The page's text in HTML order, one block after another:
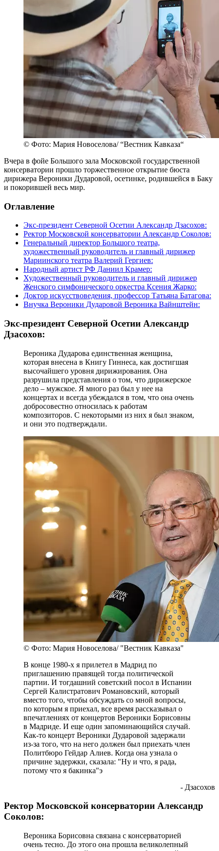
© Фото: Мария Новоселова/ “Вестник Кавказа“
Вчера в фойе Большого зала Московской государственной
консерватории прошло торжественное открытие бюста
дирижера Вероники Дударовой, осетинке, родившейся в Баку
и покорившей весь мир.
Оглавление
Экс-президент Северной Осетии Александр Дзасохов:
Ректор Московской консерватории Александр Соколов:
Генеральный директор Большого театра,
художественный руководитель и главный дирижер
Мариинского театра Валерий Гергиев:
Народный артист РФ Даниил Крамер:
Художественный руководитель и главный дирижер
Женского симфонического оркестра Ксения Жарко:
Доктор искусствоведения, профессор Татьяна Батагова:
Внучка Вероники Дударовой Вероника Вайнштейн:
Экс-президент Северной Осетии Александр
Дзасохов:
Вероника Дударова единственная женщина,
которая внесена в Книгу Гиннеса, как достигшая
высочайшего уровня дирижирования. Она
разрушила представления о том, что дирижерское
дело – мужское. Я много раз был у нее на
концертах и всегда убеждался в том, что она очень
добросовестно относилась к работам
композиторов. С некоторыми из них я был знаком,
и они это подтверждали.
© Фото: Мария Новоселова/ "Вестник Кавказа"
В конце 1980-х я прилетел в Мадрид по
приглашению правящей тогда политической
партии. И тогдашний советский посол в Испании
Сергей Калистратович Романовский, который
вместо того, чтобы обсуждать со мной вопросы,
по которым я приехал, все время рассказывал о
впечатлениях от концертов Вероники Борисовны
в Мадриде. И еще один запоминающийся случай.
Как-то концерт Вероники Дударовой задержали
из-за того, что на него должен был приехать член
Политбюро Гейдар Алиев. Когда она узнала о
причине задержки, сказала: "Ну и что, я рада,
потому что я бакинка"э
- Дзасохов
Ректор Московской консерватории Александр
Соколов:
Вероника Борисовна связана с консерваторией
очень тесно. До этого она прошла великолепный